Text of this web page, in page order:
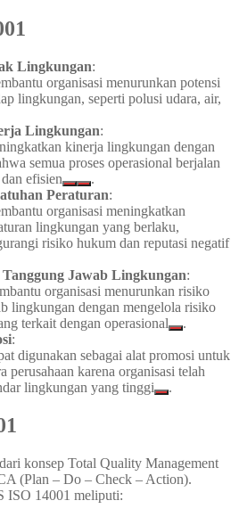
Lingkungan:
organisasi menurunkan potensi
lingkungan, seperti polusi udara, air,
Lingkungan:
kinerja lingkungan dengan
semua proses operasional berjalan
efisien
.
Peraturan:
organisasi meningkatkan
lingkungan yang berlaku,
risiko hukum dan reputasi negatif
Jawab Lingkungan:
organisasi menurunkan risiko
lingkungan dengan mengelola risiko
terkait dengan operasional
.
:
digunakan sebagai alat promosi untuk
perusahaan karena organisasi telah
lingkungan yang tinggi
.
konsep Total Quality Management
(Plan – Do – Check – Action).
ISO 14001 meliputi: